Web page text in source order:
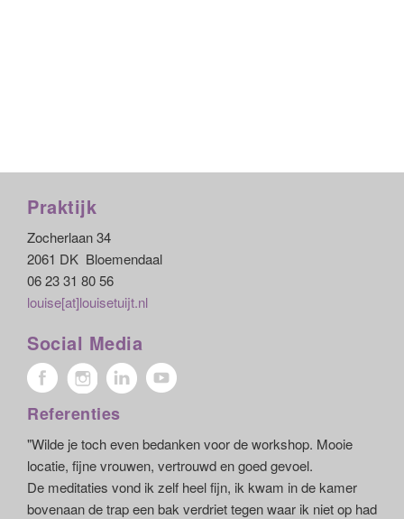
Praktijk
Zocherlaan 34
2061 DK Bloemendaal
06 23 31 80 56
louise[at]louisetuijt.nl
Social Media
Referenties
"Wilde je toch even bedanken voor de workshop. Mooie
locatie, fijne vrouwen, vertrouwd en goed gevoel.
De meditaties vond ik zelf heel fijn, ik kwam in de kamer
bovenaan de trap een bak verdriet tegen waar ik niet op had